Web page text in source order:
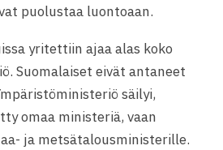
puolustaa luontoaan.
yritettiin ajaa alas koko
Suomalaiset eivät antaneet
säilyi,
omaa ministeriä, vaan
ja metsätalousministerille.